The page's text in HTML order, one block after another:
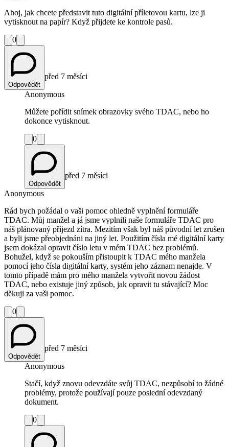
Ahoj, jak chcete představit tuto digitální příletovou kartu, lze ji
vytisknout na papír? Když přijdete ke kontrole pasů.
0
Odpovědět
před 7 měsíci
Anonymous
Můžete pořídit snímek obrazovky svého TDAC, nebo ho
dokonce vytisknout.
0
Odpovědět
před 7 měsíci
Anonymous
Rád bych požádal o vaši pomoc ohledně vyplnění formuláře
TDAC. Můj manžel a já jsme vyplnili naše formuláře TDAC pro
náš plánovaný příjezd zítra. Mezitím však byl náš původní let zrušen
a byli jsme přeobjednáni na jiný let. Použitím čísla mé digitální karty
jsem dokázal opravit číslo letu v mém TDAC bez problémů.
Bohužel, když se pokouším přistoupit k TDAC mého manžela
pomocí jeho čísla digitální karty, systém jeho záznam nenajde. V
tomto případě mám pro mého manžela vytvořit novou žádost
TDAC, nebo existuje jiný způsob, jak opravit tu stávající? Moc
děkuji za vaši pomoc.
0
Odpovědět
před 7 měsíci
Anonymous
Stačí, když znovu odevzdáte svůj TDAC, nezpůsobí to žádné
problémy, protože používají pouze poslední odevzdaný
dokument.
0